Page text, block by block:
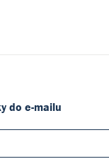
do e-mailu